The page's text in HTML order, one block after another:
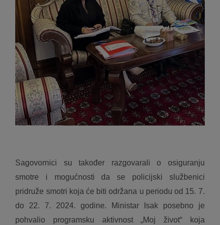
Sagovornici su također razgovarali o osiguranju
smotre i mogućnosti da se policijski službenici
pridruže smotri koja će biti održana u periodu od 15. 7.
do 22. 7. 2024. godine. Ministar Isak posebno je
pohvalio programsku aktivnost „Moj život“ koja